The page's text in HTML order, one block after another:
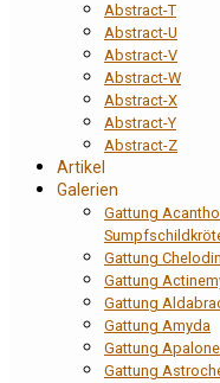
Abstract-T
Abstract-U
Abstract-V
Abstract-W
Abstract-X
Abstract-Y
Abstract-Z
Artikel
Galerien
Gattung
Gattung
Gattung
Gattung
Gattung Amyda
Gattung
Gattung